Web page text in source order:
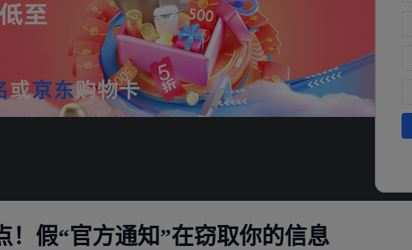
！假“官方通知”在窃取你的信息